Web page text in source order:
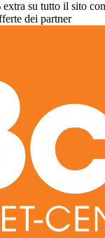
su tutto il sito
dei partner